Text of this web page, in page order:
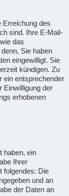
Erreichung des
sind. Ihre E-Mail-
das
Sie haben
eingewilligt. Sie
kündigen. Zu
ein entsprechender
Einwilligung der
erhobenen
haben, ein
Ihrer
folgendes: Die
und an
der Daten an